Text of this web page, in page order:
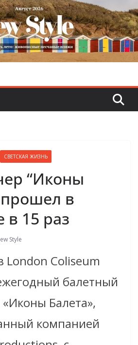
СВЕТСКАЯ ЖИЗНЬ
“Иконы
прошел в
в 15 раз
Style
London Coliseum
балетный
«Иконы Балета»,
компанией